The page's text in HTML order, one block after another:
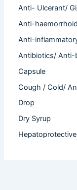
Anti- Ulcerant/
Anti-
Anti-
Antibiotics/ Anti-
Capsule
Cough / Cold/
Drop
Dry Syrup